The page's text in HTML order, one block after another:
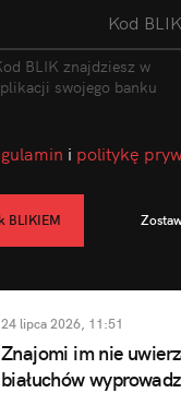
BLIK znajdziesz w
swojego banku
i politykę
BLIKIEM
24 lipca 2026, 11:51
Znajomi im nie
białuchów